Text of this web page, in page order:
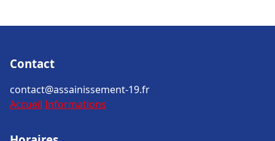
Contact
contact@assainissement-19.fr
Accueil Informations